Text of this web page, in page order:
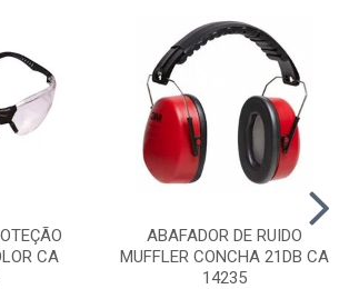
CA
ABAFADOR DE RUIDO
MUFFLER CONCHA 21DB CA
14235